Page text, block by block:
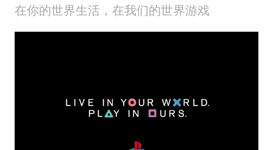
在你的世界生活，在我们的世界游戏